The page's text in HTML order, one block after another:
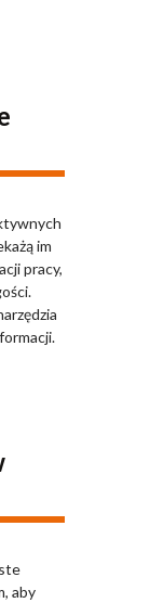
im
pracy,
aby